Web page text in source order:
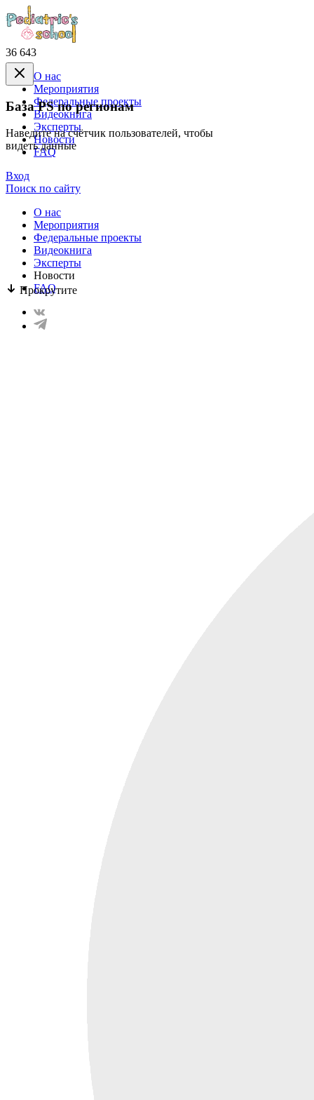
36 643
База PS по регионам
Наведите на счётчик пользователей, чтобы
видеть данные
Прокрутите
О нас
Mероприятия
Федеральные проекты
Видеокнига
Эксперты
Новости
FAQ
Вход
Поиск по сайту
О нас
Mероприятия
Федеральные проекты
Видеокнига
Эксперты
Новости
FAQ